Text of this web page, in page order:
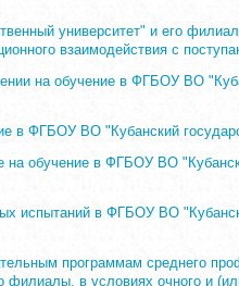
университет" и его
взаимодействия с
на обучение в ФГБОУ ВО
в ФГБОУ ВО "Кубанский
на обучение в ФГБОУ ВО
испытаний в ФГБОУ ВО
программам среднего
в условиях очного и